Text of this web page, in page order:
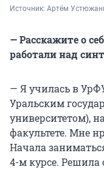
Источник: Артём
— Расскажите о
работали над
— Я училась в
Уральским
университетом),
факультете. Мне
Начала
4-м курсе. Решила